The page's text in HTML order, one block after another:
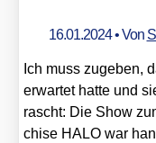
16.01.2024• Von
Ich muss zuge­ben,
erwar­tet hat­te und
rascht: Die Show
chise HALO war